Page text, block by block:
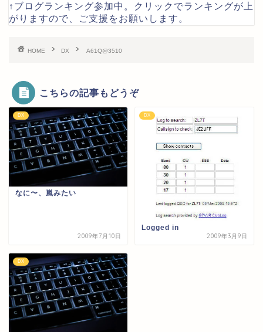
↑ブログランキング参加中。クリックでランキングが上
がりますので、ご支援をお願いします。
HOME DX A61Q@3510
こちらの記事もどうぞ
DX
なに〜、嵐みたい
2009年7月10日
DX
Logged in
2009年3月9日
DX